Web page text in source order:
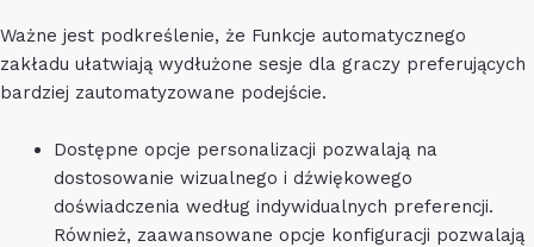
Ważne jest podkreślenie, że Funkcje automatycznego
zakładu ułatwiają wydłużone sesje dla graczy preferujących
bardziej zautomatyzowane podejście.
Dostępne opcje personalizacji pozwalają na
dostosowanie wizualnego i dźwiękowego
doświadczenia według indywidualnych preferencji.
Również, zaawansowane opcje konfiguracji pozwalają